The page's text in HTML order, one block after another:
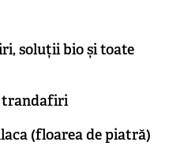
soluții bio și toate
trandafiri
(floarea de piatră)